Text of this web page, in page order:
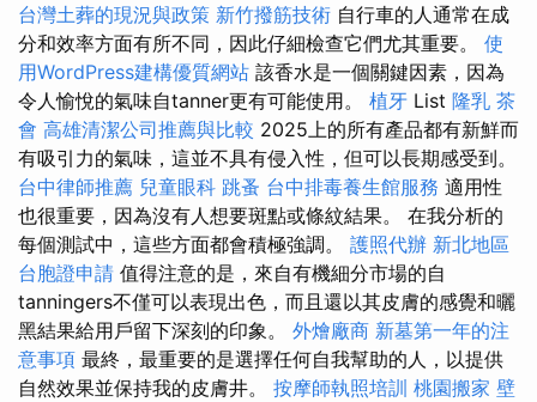
台灣土葬的現況與政策 新竹撥筋技術 自行車的人通常在成
分和效率方面有所不同，因此仔細檢查它們尤其重要。 使
用WordPress建構優質網站 該香水是一個關鍵因素，因為
令人愉悅的氣味自tanner更有可能使用。 植牙 List 隆乳 茶
會 高雄清潔公司推薦與比較 2025上的所有產品都有新鮮而
有吸引力的氣味，這並不具有侵入性，但可以長期感受到。
台中律師推薦 兒童眼科 跳蚤 台中排毒養生館服務 適用性
也很重要，因為沒有人想要斑點或條紋結果。 在我分析的
每個測試中，這些方面都會積極強調。 護照代辦 新北地區
台胞證申請 值得注意的是，來自有機細分市場的自
tanningers不僅可以表現出色，而且還以其皮膚的感覺和曬
黑結果給用戶留下深刻的印象。 外燴廠商 新墓第一年的注
意事項 最終，最重要的是選擇任何自我幫助的人，以提供
自然效果並保持我的皮膚井。 按摩師執照培訓 桃園搬家 壁